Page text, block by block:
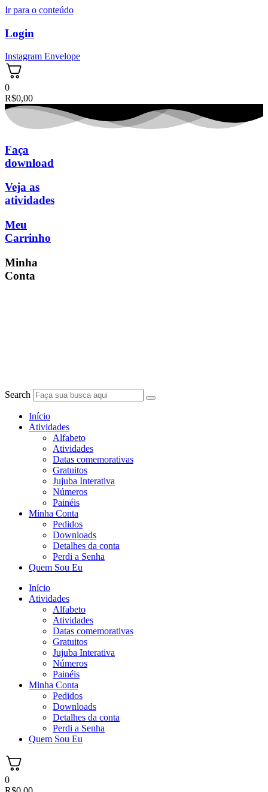
Ir para o conteúdo
Login
Instagram Envelope
0
R$0,00
Faça
download
Veja as
atividades
Meu
Carrinho
Minha
Conta
Search
Início
Atividades
Alfabeto
Atividades
Datas comemorativas
Gratuitos
Jujuba Interativa
Números
Painéis
Minha Conta
Pedidos
Downloads
Detalhes da conta
Perdi a Senha
Quem Sou Eu
Início
Atividades
Alfabeto
Atividades
Datas comemorativas
Gratuitos
Jujuba Interativa
Números
Painéis
Minha Conta
Pedidos
Downloads
Detalhes da conta
Perdi a Senha
Quem Sou Eu
0